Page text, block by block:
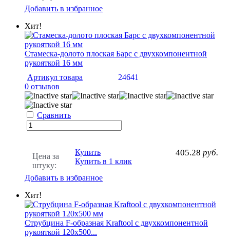
Добавить в избранное
Хит!
Стамеска-долото плоская Барс с двухкомпонентной
рукояткой 16 мм
Артикул товара
24641
0 отзывов
Сравнить
Цена за
штуку:
405.28 руб.
Купить
Купить в 1 клик
Добавить в избранное
Хит!
Струбцина F-образная Kraftool с двухкомпонентной
рукояткой 120х500...